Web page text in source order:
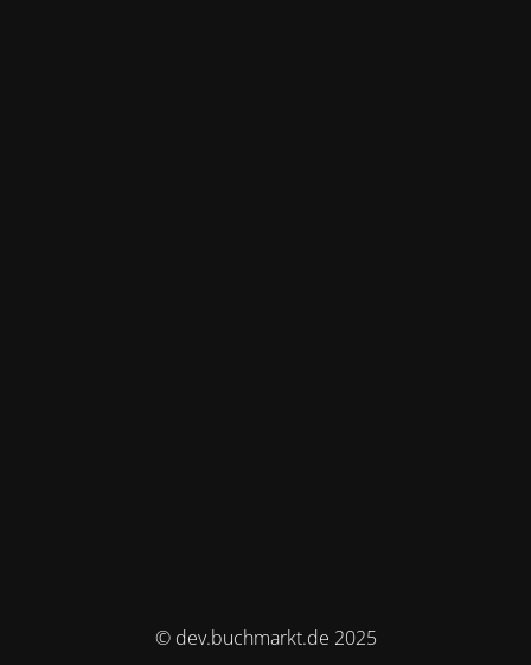
© dev.buchmarkt.de 2025